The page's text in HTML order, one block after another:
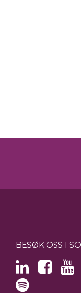
BESØK OSS I